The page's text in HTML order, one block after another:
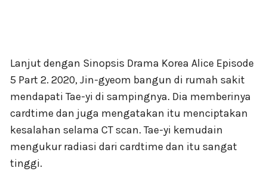
Lanjut dengan Sinopsis Drama Korea Alice Episode
5 Part 2. 2020, Jin-gyeom bangun di rumah sakit
mendapati Tae-yi di sampingnya. Dia memberinya
cardtime dan juga mengatakan itu menciptakan
kesalahan selama CT scan. Tae-yi kemudain
mengukur radiasi dari cardtime dan itu sangat
tinggi.